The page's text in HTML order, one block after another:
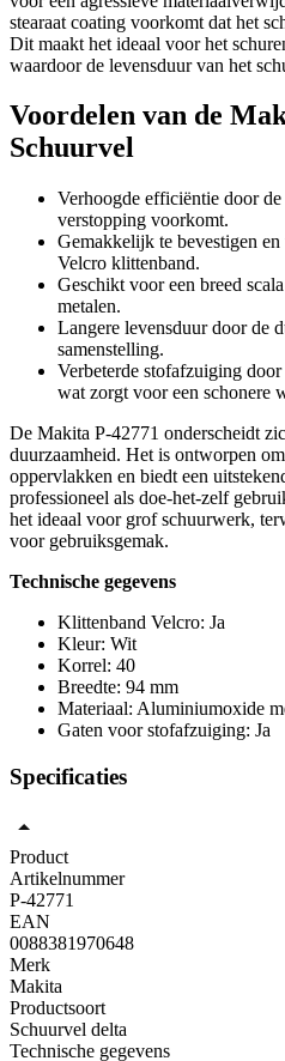
stearaat coating voorkomt dat het
Dit maakt het ideaal voor het
waardoor de levensduur van het
Voordelen van de
Schuurvel
Verhoogde efficiëntie door
verstopping voorkomt.
Gemakkelijk te bevestigen
Velcro klittenband.
Geschikt voor een breed
metalen.
Langere levensduur door de
samenstelling.
Verbeterde stofafzuiging
wat zorgt voor een schonere
De Makita P-42771 onderscheidt
duurzaamheid. Het is ontworpen
oppervlakken en biedt een
professioneel als doe-het-zelf
het ideaal voor grof schuurwerk,
voor gebruiksgemak.
Technische gegevens
Klittenband Velcro: Ja
Kleur: Wit
Korrel: 40
Breedte: 94 mm
Materiaal: Aluminiumoxide
Gaten voor stofafzuiging: Ja
Specificaties
Product
Artikelnummer
P-42771
EAN
0088381970648
Merk
Makita
Productsoort
Schuurvel delta
Technische gegevens